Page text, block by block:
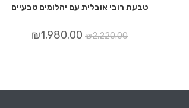
טבעת רובי אובלית עם יהלומים טבעיים
₪2,220.00
₪1,980.00